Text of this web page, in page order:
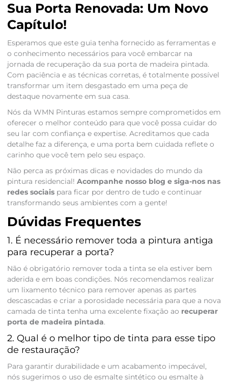
Sua Porta Renovada: Um Novo
Capítulo!
Esperamos que este guia tenha fornecido as ferramentas e
o conhecimento necessários para você embarcar na
jornada de recuperação da sua porta de madeira pintada.
Com paciência e as técnicas corretas, é totalmente possível
transformar um item desgastado em uma peça de
destaque novamente em sua casa.
Nós da WMN Pinturas estamos sempre comprometidos em
oferecer o melhor conteúdo para que você possa cuidar do
seu lar com confiança e expertise. Acreditamos que cada
detalhe faz a diferença, e uma porta bem cuidada reflete o
carinho que você tem pelo seu espaço.
Não perca as próximas dicas e novidades do mundo da
pintura residencial! Acompanhe nosso blog e siga-nos nas
redes sociaispara ficar por dentro de tudo e continuar
transformando seus ambientes com a gente!
Dúvidas Frequentes
1. É necessário remover toda a pintura antiga
para recuperar a porta?
Não é obrigatório remover toda a tinta se ela estiver bem
aderida e em boas condições. Nós recomendamos realizar
um lixamento técnico para remover apenas as partes
descascadas e criar a porosidade necessária para que a nova
camada de tinta tenha uma excelente fixação ao recuperar
porta de madeira pintada.
2. Qual é o melhor tipo de tinta para esse tipo
de restauração?
Para garantir durabilidade e um acabamento impecável,
nós sugerimos o uso de esmalte sintético ou esmalte à